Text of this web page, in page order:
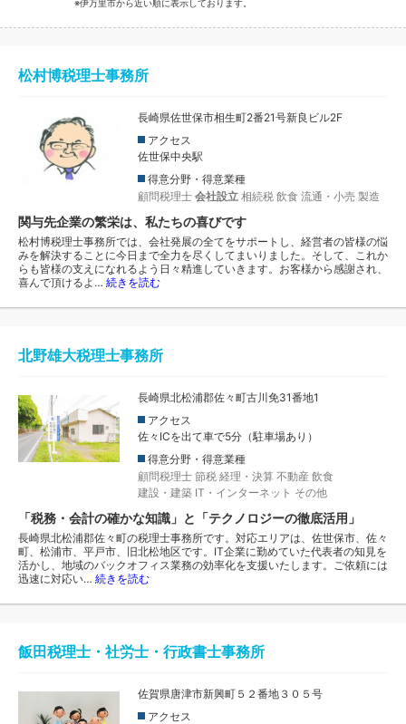
※伊万里市から近い順に表示しております。
松村博税理士事務所
長崎県佐世保市相生町2番21号新良ビル2F
アクセス
佐世保中央駅
得意分野・得意業種
顧問税理士 会社設立 相続税 飲食 流通・小売 製造
関与先企業の繁栄は、私たちの喜びです
松村博税理士事務所では、会社発展の全てをサポートし、経営者の皆様の悩
みを解決することに今日まで全力を尽くしてまいりました。そして、これか
らも皆様の支えになれるよう日々精進していきます。お客様から感謝され、
喜んで頂けるよ… 続きを読む
北野雄大税理士事務所
長崎県北松浦郡佐々町古川免31番地1
アクセス
佐々ICを出て車で5分（駐車場あり）
得意分野・得意業種
顧問税理士 節税 経理・決算 不動産 飲食
建設・建築 IT・インターネット その他
「税務・会計の確かな知識」と「テクノロジーの徹底活用」
長崎県北松浦郡佐々町の税理士事務所です。対応エリアは、佐世保市、佐々
町、松浦市、平戸市、旧北松地区です。IT企業に勤めていた代表者の知見を
活かし、地域のバックオフィス業務の効率化を支援いたします。ご依頼には
迅速に対応い… 続きを読む
飯田税理士・社労士・行政書士事務所
佐賀県唐津市新興町５２番地３０５号
アクセス